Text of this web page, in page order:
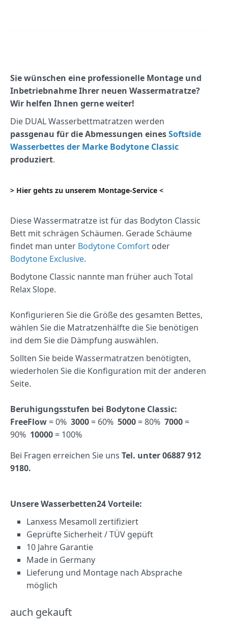
Sie wünschen eine professionelle Montage und
Inbetriebnahme Ihrer neuen Wassermatratze?
Wir helfen Ihnen gerne weiter!
Die DUAL Wasserbettmatratzen werden
passgenau für die Abmessungen einesSoftside
Wasserbettes der Marke Bodytone Classic
produziert.
> Hier gehts zu unserem Montage-Service <
Diese Wassermatratze ist für das Bodyton Classic
Bett mit schrägen Schäumen. Gerade Schäume
findet man unter Bodytone Comfort oder
Bodytone Exclusive.
Bodytone Classic nannte man früher auch Total
Relax Slope.
Konfigurieren Sie die Größe des gesamten Bettes,
wählen Sie die Matratzenhälfte die Sie benötigen
ind dem Sie die Dämpfung auswählen.
Sollten Sie beide Wassermatratzen benötigten,
wiederholen Sie die Konfiguration mit der anderen
Seite.
Beruhigungsstufen bei Bodytone Classic:
FreeFlow = 0% 3000 = 60% 5000 = 80% 7000 =
90% 10000 = 100%
Bei Fragen erreichen Sie uns Tel. unter 06887 912
9180.
Unsere Wasserbetten24 Vorteile:
Lanxess Mesamoll zertifiziert
Geprüfte Sicherheit / TÜV gepüft
10 Jahre Garantie
Made in Germany
Lieferung und Montage nach Absprache
möglich
auch gekauft